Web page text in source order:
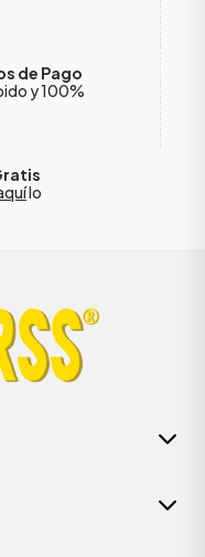
de Pago
y 100%
lo